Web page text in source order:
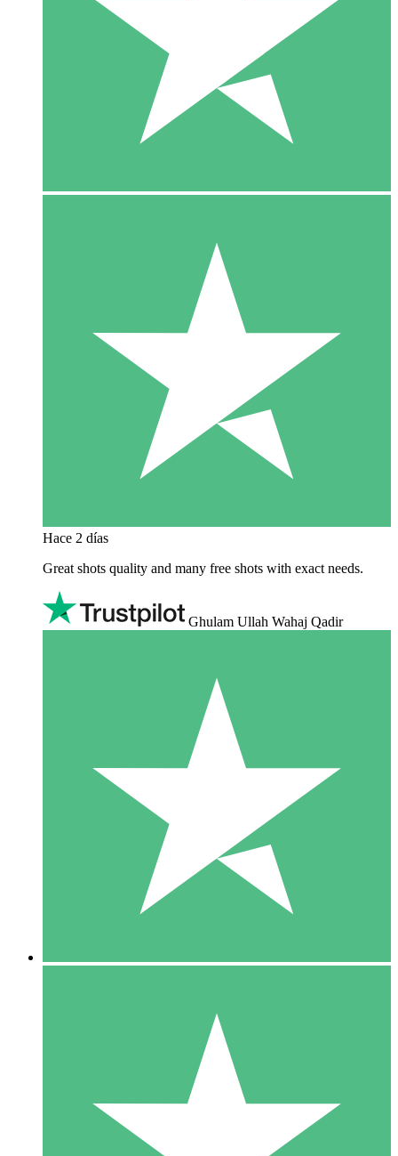
Hace 2 días
Great shots quality and many free shots with exact needs.
Ghulam Ullah Wahaj Qadir